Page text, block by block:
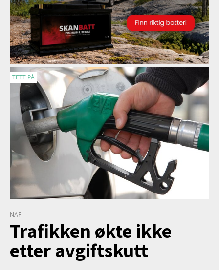
TETT PÅ
NAF
Trafikken økte ikke
etter avgiftskutt